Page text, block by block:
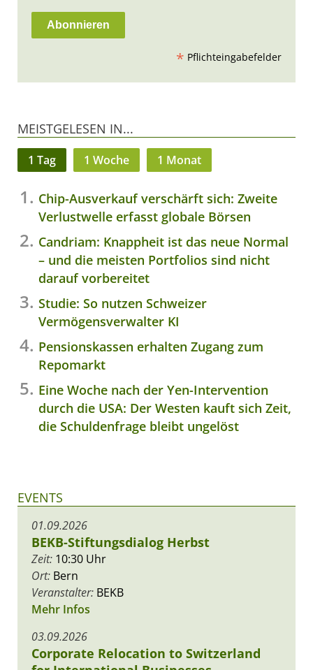
* Pflichteingabefelder
MEISTGELESEN IN...
1 Tag 1 Woche 1 Monat
Chip-Ausverkauf verschärft sich: Zweite
Verlustwelle erfasst globale Börsen
Candriam: Knappheit ist das neue Normal
– und die meisten Portfolios sind nicht
darauf vorbereitet
Studie: So nutzen Schweizer
Vermögensverwalter KI
Pensionskassen erhalten Zugang zum
Repomarkt
Eine Woche nach der Yen-Intervention
durch die USA: Der Westen kauft sich Zeit,
die Schuldenfrage bleibt ungelöst
EVENTS
01.09.2026
BEKB-Stiftungsdialog Herbst
Zeit: 10:30 Uhr
Ort: Bern
Veranstalter: BEKB
Mehr Infos
03.09.2026
Corporate Relocation to Switzerland